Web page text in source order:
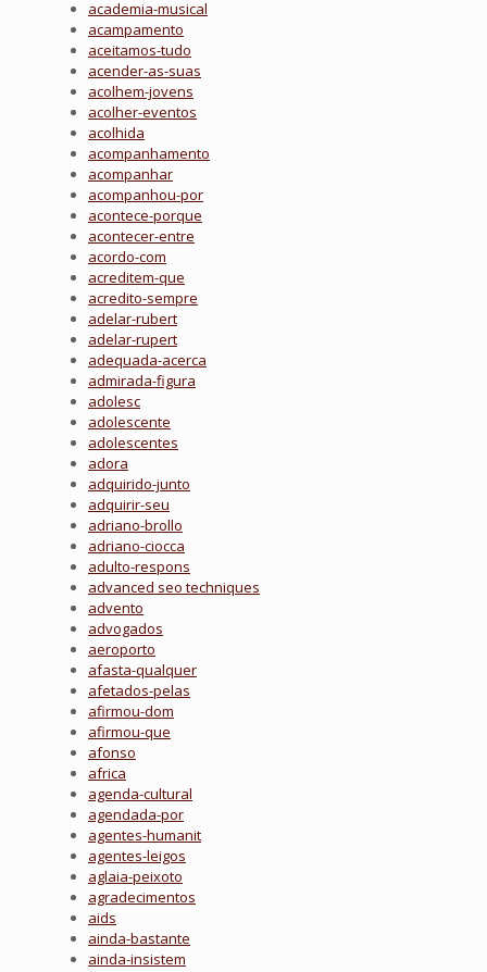
academia-musical
acampamento
aceitamos-tudo
acender-as-suas
acolhem-jovens
acolher-eventos
acolhida
acompanhamento
acompanhar
acompanhou-por
acontece-porque
acontecer-entre
acordo-com
acreditem-que
acredito-sempre
adelar-rubert
adelar-rupert
adequada-acerca
admirada-figura
adolesc
adolescente
adolescentes
adora
adquirido-junto
adquirir-seu
adriano-brollo
adriano-ciocca
adulto-respons
advanced seo techniques
advento
advogados
aeroporto
afasta-qualquer
afetados-pelas
afirmou-dom
afirmou-que
afonso
africa
agenda-cultural
agendada-por
agentes-humanit
agentes-leigos
aglaia-peixoto
agradecimentos
aids
ainda-bastante
ainda-insistem